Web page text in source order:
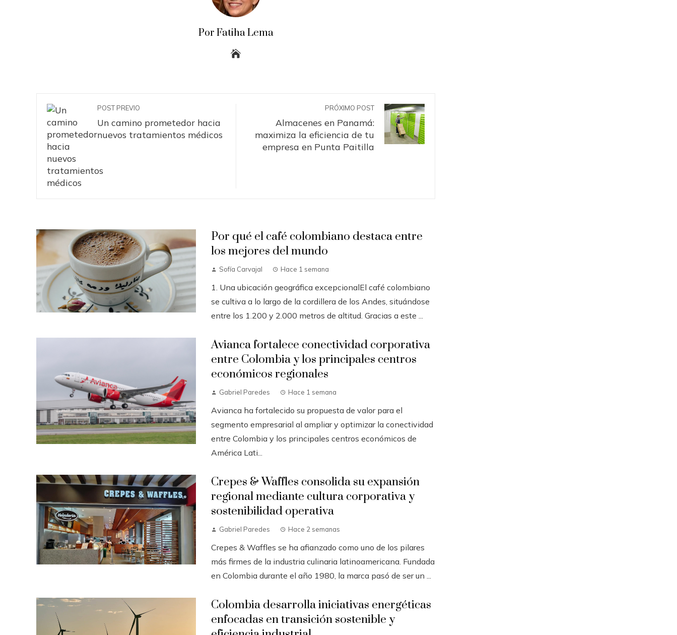
Por Fatiha Lema
POST PREVIO
Un camino prometedor hacia
nuevos tratamientos médicos
PRÓXIMO POST
Almacenes en Panamá:
maximiza la eficiencia de tu
empresa en Punta Paitilla
Por qué el café colombiano destaca entre
los mejores del mundo
Sofía Carvajal Hace 1 semana
1. Una ubicación geográfica excepcionalEl café colombiano
se cultiva a lo largo de la cordillera de los Andes, situándose
entre los 1.200 y 2.000 metros de altitud. Gracias a este ...
Avianca fortalece conectividad corporativa
entre Colombia y los principales centros
económicos regionales
Gabriel Paredes Hace 1 semana
Avianca ha fortalecido su propuesta de valor para el
segmento empresarial al ampliar y optimizar la conectividad
entre Colombia y los principales centros económicos de
América Lati...
Crepes & Waffles consolida su expansión
regional mediante cultura corporativa y
sostenibilidad operativa
Gabriel Paredes Hace 2 semanas
Crepes & Waffles se ha afianzado como uno de los pilares
más firmes de la industria culinaria latinoamericana. Fundada
en Colombia durante el año 1980, la marca pasó de ser un ...
Colombia desarrolla iniciativas energéticas
enfocadas en transición sostenible y